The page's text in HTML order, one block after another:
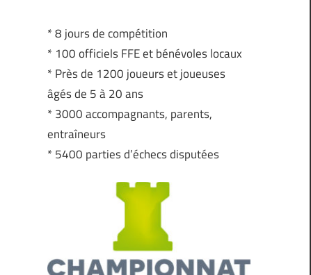
* 8 jours de compétition
* 100 officiels FFE et bénévoles locaux
* Près de 1200 joueurs et joueuses
âgés de 5 à 20 ans
* 3000 accompagnants, parents,
entraîneurs
* 5400 parties d’échecs disputées